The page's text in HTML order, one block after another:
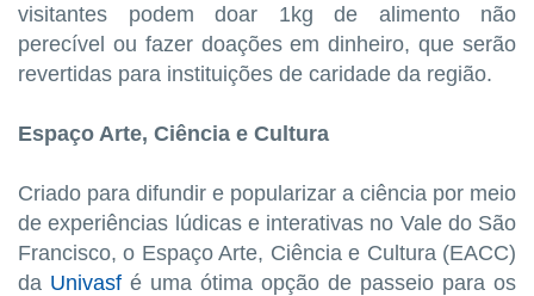
visitantes podem doar 1kg de alimento não
perecível ou fazer doações em dinheiro, que serão
revertidas para instituições de caridade da região.
Espaço Arte, Ciência e Cultura
Criado para difundir e popularizar a ciência por meio
de experiências lúdicas e interativas no Vale do São
Francisco, o Espaço Arte, Ciência e Cultura (EACC)
da Univasf é uma ótima opção de passeio para os